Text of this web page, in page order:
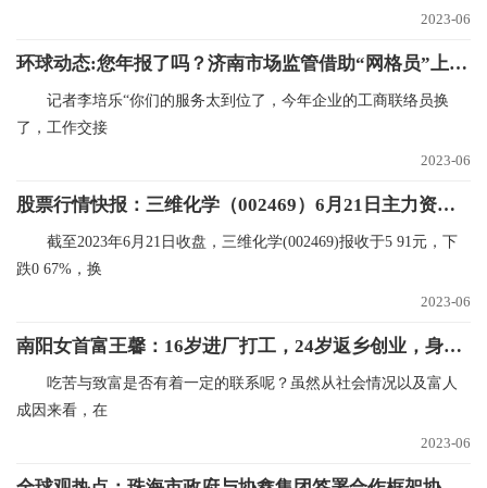
2023-06
环球动态:您年报了吗？济南市场监管借助“网格员”上门提醒
记者李培乐“你们的服务太到位了，今年企业的工商联络员换
了，工作交接
2023-06
股票行情快报：三维化学（002469）6月21日主力资金净卖出421.86万元 速递
截至2023年6月21日收盘，三维化学(002469)报收于5 91元，下
跌0 67%，换
2023-06
南阳女首富王馨：16岁进厂打工，24岁返乡创业，身价122亿 世界实时
吃苦与致富是否有着一定的联系呢？虽然从社会情况以及富人
成因来看，在
2023-06